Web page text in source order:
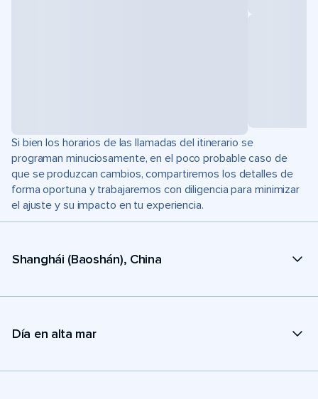
Si bien los horarios de las llamadas del itinerario se
programan minuciosamente, en el poco probable caso de
que se produzcan cambios, compartiremos los detalles de
forma oportuna y trabajaremos con diligencia para minimizar
el ajuste y su impacto en tu experiencia.
Shanghái (Baoshán), China
Día en alta mar